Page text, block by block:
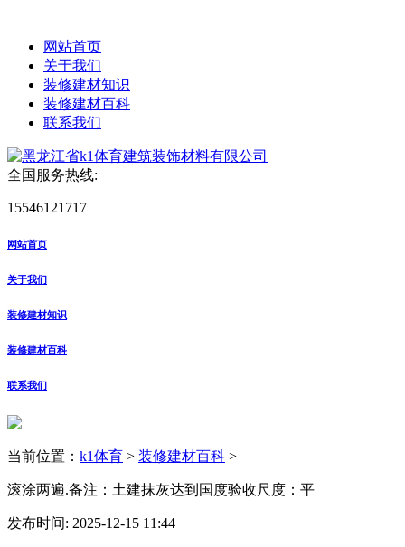
网站首页
关于我们
装修建材知识
装修建材百科
联系我们
全国服务热线:
15546121717
网站首页
关于我们
装修建材知识
装修建材百科
联系我们
当前位置： k1体育 > 装修建材百科 >
滚涂两遍.备注：土建抹灰达到国度验收尺度：平
发布时间: 2025-12-15 11:44